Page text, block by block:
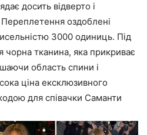
досить відверто і
оздоблені
3000 одиниць. Під
чорна тканина, яка прикриває
область спини і
ціна ексклюзивного
для співачки Саманти